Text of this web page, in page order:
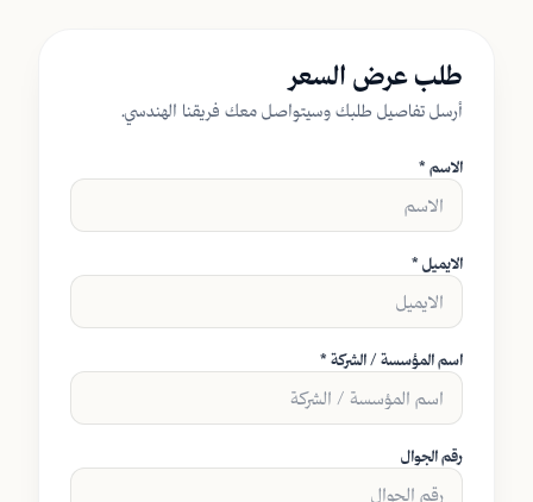
طلب عرض السعر
أرسل تفاصيل طلبك وسيتواصل معك فريقنا الهندسي.
الاسم *
الايميل *
اسم المؤسسة / الشركة *
رقم الجوال